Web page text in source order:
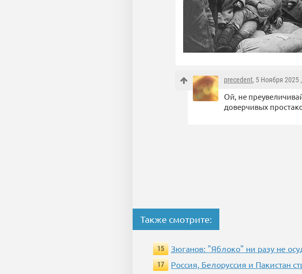
precedent, 5 Ноября 2025 ,
Ой, не
доверчивых
Также смотрите:
15 Зюганов: "Яблоко" ни разу не
17
Россия, Белоруссия и Пакистан